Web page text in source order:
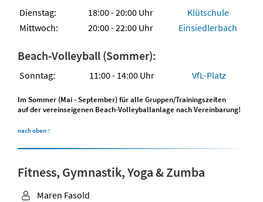
Dienstag: 18:00 - 20:00 Uhr
Klütschule
Mittwoch:
20:00 - 22:00 Uhr Einsiedlerbach
Beach-Volleyball (Sommer):
Sonntag: 11:00 - 14:00 Uhr VfL-Platz
Im Sommer (Mai - September) für alle Gruppen/Trainingszeiten
auf der vereinseigenen Beach-Volleyballanlage nach Vereinbarung!
nach oben ↑
Fitness, Gymnastik, Yoga & Zumba
Maren Fasold